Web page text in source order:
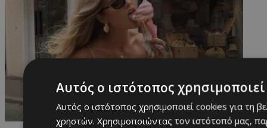
Αυτός ο ιστότοπος
Αυτός ο ιστότοπος χρησιμοποιεί cookies για τη
χρηστών. Χρησιμοποιώντας τον ιστότοπό μας,